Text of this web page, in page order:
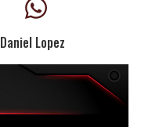
Daniel Lopez